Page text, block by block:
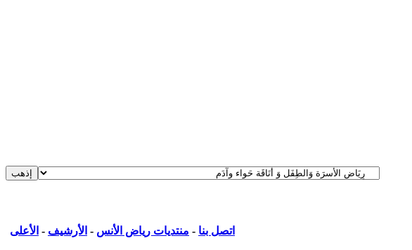
اتصل بنا - منتديات رياض الأنس - الأرشيف - الأعلى